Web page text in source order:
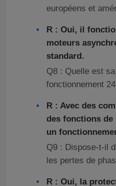
européens et
R : Oui, il
moteurs
standard.
Q8 : Quelle est
fonctionnement
R : Avec des
des fonctions
un
Q9 : Dispose-t-il
les pertes de
R : Oui, la